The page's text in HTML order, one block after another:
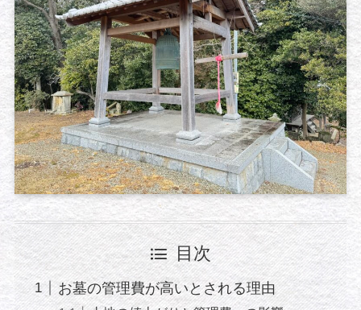
目次
お墓の管理費が高いとされる理由